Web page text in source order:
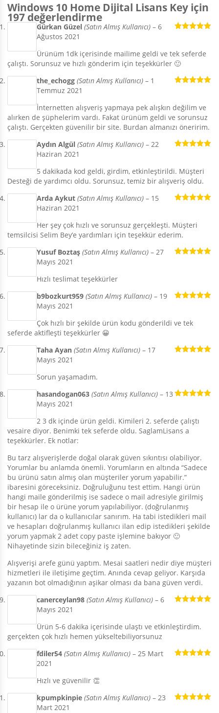
Windows 10 Home Dijital Lisans Key için
197 değerlendirme
Gürkan Güzel (Satın Almış Kullanıcı) – 6
Ağustos 2021
Ürünüm 1dk içerisinde mailime geldi ve tek seferde
çalıştı. Sorunsuz ve hızlı gönderim için teşekkürler 🙂
the_echogg (Satın Almış Kullanıcı) – 1
Temmuz 2021
İnternetten alışveriş yapmaya pek alışkın değilim ve
alırken de şüphelerim vardı. Fakat ürünüm geldi ve sorunsuz
çalıştı. Gerçekten güvenilir bir site. Burdan almanızı öneririm.
Aydın Algül (Satın Almış Kullanıcı) – 22
Haziran 2021
5 dakikada kod geldi, girdim, etkinleştirildi. Müşteri
Desteği de yardımcı oldu. Sorunsuz, temiz bir alışveriş oldu.
Arda Aykut (Satın Almış Kullanıcı) – 15
Haziran 2021
Her şey çok hızlı ve sorunsuz gerçekleşti. Müşteri
temsilcisi Selim Bey’e yardımları için teşekkür ederim.
Yusuf Boztaş (Satın Almış Kullanıcı) – 27
Mayıs 2021
Hızlı teslimat teşekkürler
b9bozkurt959 (Satın Almış Kullanıcı) – 19
Mayıs 2021
Çok hızlı bir şekilde ürün kodu gönderildi ve tek
seferde aktifleşti teşekkürler 😀
Taha Ayan (Satın Almış Kullanıcı) – 17
Mayıs 2021
Sorun yaşamadım.
hasandogan063 (Satın Almış Kullanıcı) – 13
Mayıs 2021
2 3 dk içinde ürün geldi. Kimileri 2. seferde çalıştı
vesaire diyor. Benimki tek seferde oldu. SaglamLisans a
teşekkürler. Ek notlar:
Bu tarz alışverişlerde doğal olarak güven sıkıntısı olabiliyor.
Yorumlar bu anlamda önemli. Yorumların en altında “Sadece
bu ürünü satın almış olan müşteriler yorum yapabilir.”
ibaresini göreceksiniz. Doğruluğunu test ettim. Hangi ürün
hangi maile gönderilmiş ise sadece o mail adresiyle girilmiş
bir hesap ile o ürüne yorum yapılabiliyor. (doğrulanmış
kullanıcı) lar da o kullanıcılar sanırım. Ha tabi istedikleri mail
ve hesapları doğrulanmış kullanıcı ilan edip istedikleri şekilde
yorum yapmak 2 adet copy paste işlemine bakıyor 🙂
Nihayetinde sizin bileceğiniz iş zaten.
Alışverişi arefe günü yaptım. Mesai saatleri nedir diye müşteri
hizmetleri ile iletişime geçtim. Anında cevap geliyor. Karşıda
yazanın bot olmadığının aşikar olması da bana güven verdi.
canerceylan98 (Satın Almış Kullanıcı) – 6
Mayıs 2021
Ürün 5-6 dakika içerisinde ulaştı ve etkinleştirdim.
gerçekten çok hızlı hemen yükseltebiliyorsunuz
fdiler54 (Satın Almış Kullanıcı) – 25 Mart
2021
Hızlı ve güvenilir 👏
kpumpkinpie (Satın Almış Kullanıcı) – 23
Mart 2021